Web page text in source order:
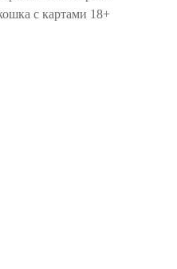
с картами 18+